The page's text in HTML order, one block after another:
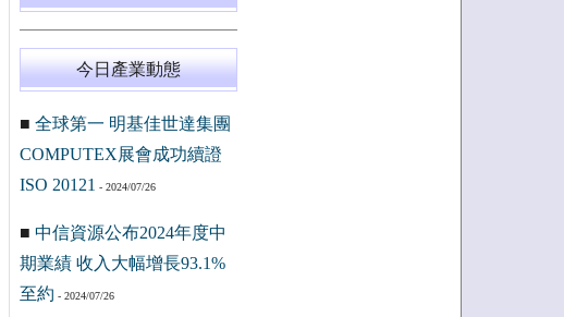
今日產業動態
■ 全球第一 明基佳世達集團
COMPUTEX展會成功續證
ISO 20121 - 2024/07/26
■ 中信資源公布2024年度中
期業績 收入大幅增長93.1%
至約 - 2024/07/26